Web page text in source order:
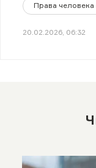
Права человека
20.02.2026, 06:32